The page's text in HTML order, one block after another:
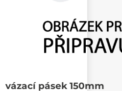
vázací pásek 150mm